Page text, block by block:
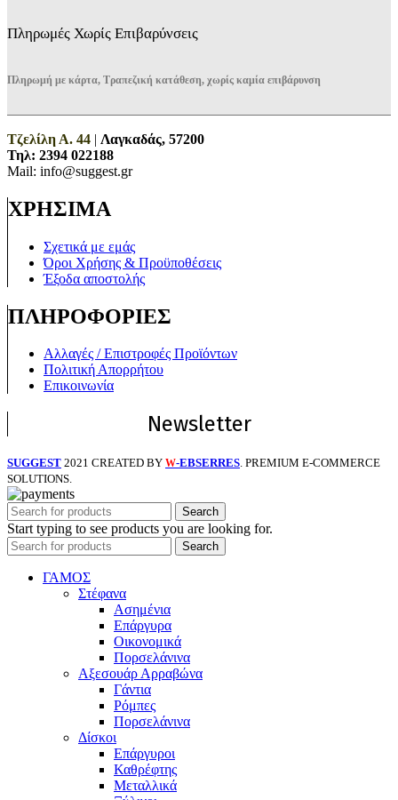
Πληρωμές Χωρίς Επιβαρύνσεις
Πληρωμή με κάρτα, Τραπεζική κατάθεση, χωρίς καμία επιβάρυνση
Τζελίλη Α. 44 | Λαγκαδάς, 57200
Τηλ: 2394 022188
Mail: info@suggest.gr
ΧΡΗΣΙΜΑ
Σχετικά με εμάς
Όροι Χρήσης & Προϋποθέσεις
Έξοδα αποστολής
ΠΛΗΡΟΦΟΡΙΕΣ
Αλλαγές / Επιστροφές Προϊόντων
Πολιτική Απορρήτου
Επικοινωνία
Newsletter
SUGGEST 2021 CREATED BY W-EBSERRES. PREMIUM E-COMMERCE
SOLUTIONS.
Search
Start typing to see products you are looking for.
Search
ΓΑΜΟΣ
Στέφανα
Ασημένια
Επάργυρα
Οικονομικά
Πορσελάνινα
Αξεσουάρ Αρραβώνα
Γάντια
Ρόμπες
Πορσελάνινα
Δίσκοι
Επάργυροι
Καθρέφτης
Μεταλλικά